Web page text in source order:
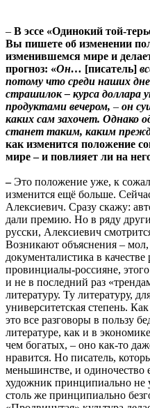
– В эссе «Одинокий той-
Вы пишете об изменении
изменившемся мире и
прогноз: «Он… [писатель]
потому что среди наших
страшилок – курса доллара
продуктами вечером, – он
каких сам захочет. Однако
станет таким, каким
как изменится положение
мире – и повлияет ли на
–Это положение уже, к
изменится ещё больше.
Алексиевич. Сразу скажу:
дали премию. Но в ряду
русски, Алексиевич
Возникают объяснения –
документалистика в
провинциалы-россияне,
и не в последний раз
литературу. Ту литературу,
университетская степень.
это все разговоры в пользу
литературе, как и в
чем богатых, – оно как-то
нравится. Но писатель,
меньшинстве, и одиночество
художник принципиально не
столь же принципиально